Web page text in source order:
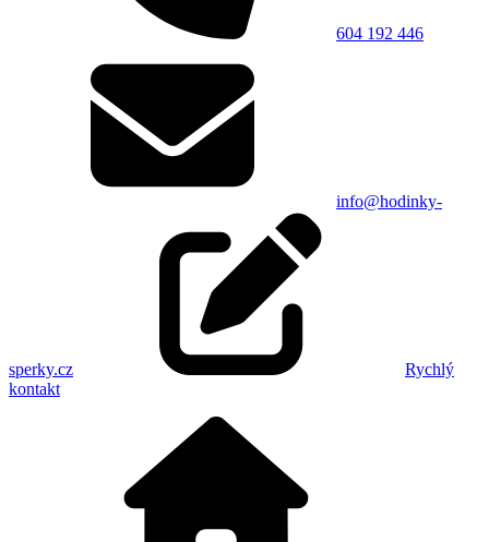
604 192 446
info@hodinky-
sperky.cz
Rychlý
kontakt